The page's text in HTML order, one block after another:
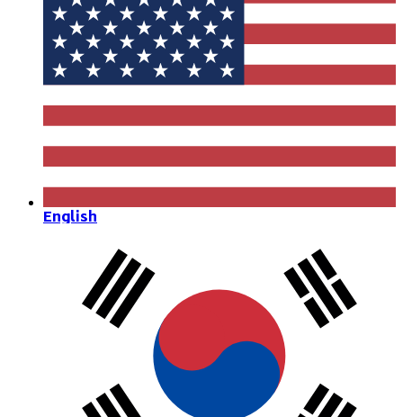
English